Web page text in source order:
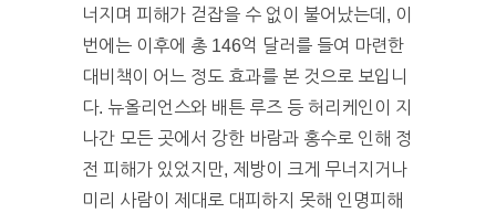
너지며 피해가 걷잡을 수 없이 불어났는데, 이
번에는 이후에 총 146억 달러를 들여 마련한
대비책이 어느 정도 효과를 본 것으로 보입니
다. 뉴올리언스와 배튼 루즈 등 허리케인이 지
나간 모든 곳에서 강한 바람과 홍수로 인해 정
전 피해가 있었지만, 제방이 크게 무너지거나
미리 사람이 제대로 대피하지 못해 인명피해